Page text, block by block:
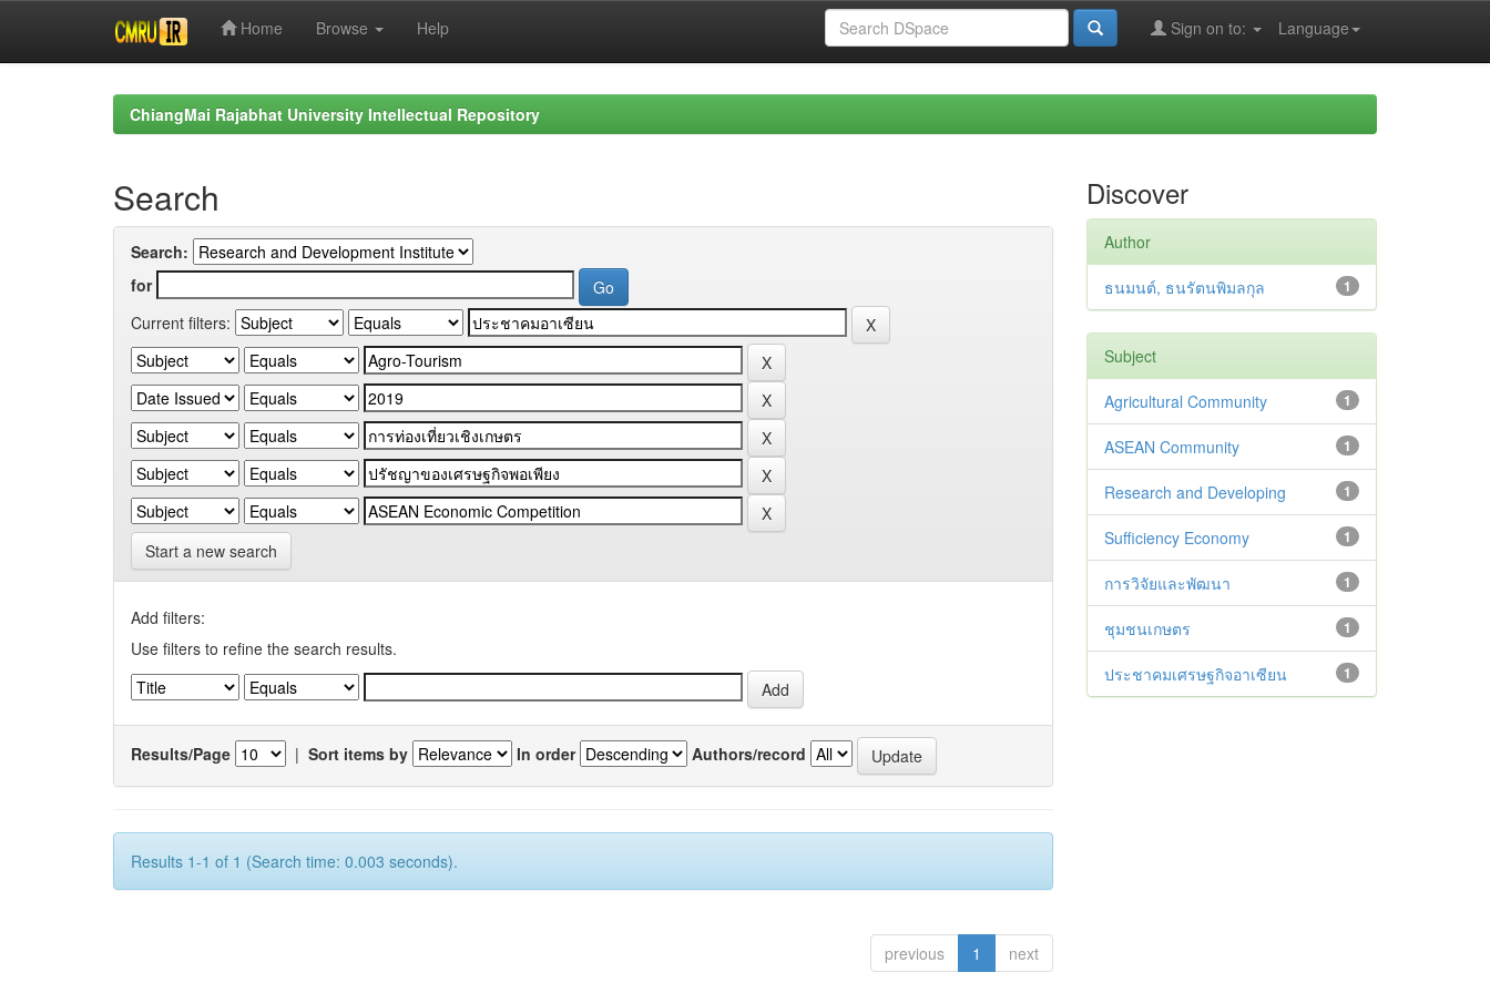
Home Browse Help Language
Sign on to:
ChiangMai Rajabhat University Intellectual Repository
Search
Search:
for
Current filters:
Start a new search
Add filters:
Use filters to refine the search results.
Results/Page | Sort items by In order Authors/record
Results 1-1 of 1 (Search time: 0.003 seconds).
previous 1 next
Discover
Author
1
ธนมนต์, ธนรัตนพิมลกุล
Subject
1
Agricultural Community
1
ASEAN Community
1
Research and Developing
1
Sufficiency Economy
1
การวิจัยและพัฒนา
1
ชุมชนเกษตร
1
ประชาคมเศรษฐกิจอาเซียน